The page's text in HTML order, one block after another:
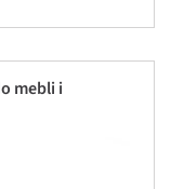
mebli i